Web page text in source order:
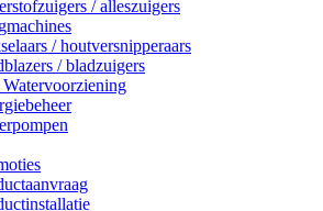
/ alleszuigers
/ houtversnipperaars
/ bladzuigers
Watervoorziening